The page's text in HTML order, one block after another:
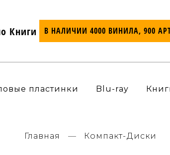
Книги В НАЛИЧИИ 4000 ВИНИЛА, 900
пластинки Blu-ray
Главная Компакт-Диски